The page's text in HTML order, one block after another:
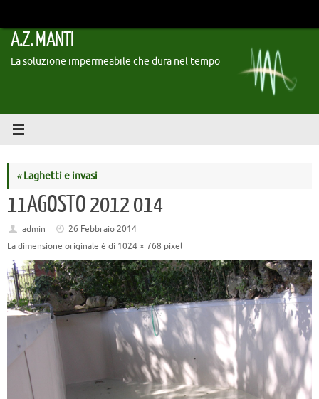
contenuto
A.Z. MANTI
La soluzione impermeabile che dura nel tempo
«Laghetti e invasi
11AGOSTO 2012 014
admin
26 Febbraio 2014
La dimensione originale è di 1024 × 768 pixel